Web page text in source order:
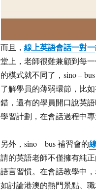
而且，線上英語會話一對一
堂上，老師很難兼顧到每
的模式就不同了，sino –
了解學員的薄弱環節，比
錯，還有的學員開口說英
學習計劃，在會話過程中
另外，sino – bus 補習會的
請的英語老師不僅擁有純
語言習慣。在會話教學中
如討論港澳的熱門景點、